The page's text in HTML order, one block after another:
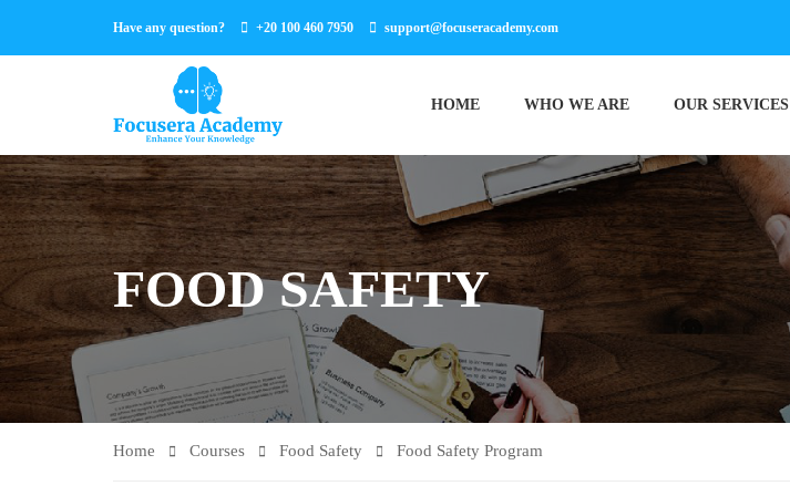
Have any question? +20 100 460 7950 support@focuseracademy.com
HOME WHO WE ARE OUR SERVICES
FOOD SAFETY
Home Courses Food Safety Food Safety Program